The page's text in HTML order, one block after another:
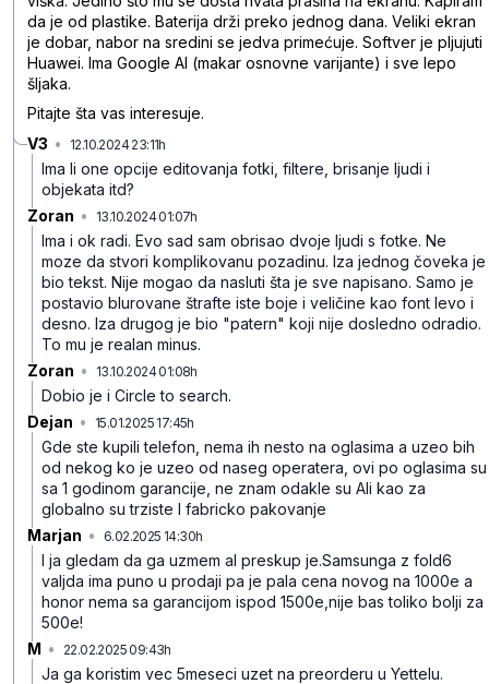
da je od plastike. Baterija drži preko jednog dana. Veliki ekran
je dobar, nabor na sredini se jedva primećuje. Softver je pljujuti
Huawei. Ima Google AI (makar osnovne varijante) i sve lepo
šljaka.
Pitajte šta vas interesuje.
V3 • 12.10.2024 23:11h
Ima li one opcije editovanja fotki, filtere, brisanje ljudi i
objekata itd?
Zoran • 13.10.2024 01:07h
Ima i ok radi. Evo sad sam obrisao dvoje ljudi s fotke. Ne
moze da stvori komplikovanu pozadinu. Iza jednog čoveka je
bio tekst. Nije mogao da nasluti šta je sve napisano. Samo je
postavio blurovane štrafte iste boje i veličine kao font levo i
desno. Iza drugog je bio "patern" koji nije dosledno odradio.
To mu je realan minus.
Zoran • 13.10.2024 01:08h
Dobio je i Circle to search.
Dejan • 15.01.2025 17:45h
Gde ste kupili telefon, nema ih nesto na oglasima a uzeo bih
od nekog ko je uzeo od naseg operatera, ovi po oglasima su
sa 1 godinom garancije, ne znam odakle su Ali kao za
globalno su trziste I fabricko pakovanje
Marjan • 6.02.2025 14:30h
I ja gledam da ga uzmem al preskup je.Samsunga z fold6
valjda ima puno u prodaji pa je pala cena novog na 1000e a
honor nema sa garancijom ispod 1500e,nije bas toliko bolji za
500e!
M • 22.02.2025 09:43h
Ja ga koristim vec 5meseci uzet na preorderu u Yettelu.